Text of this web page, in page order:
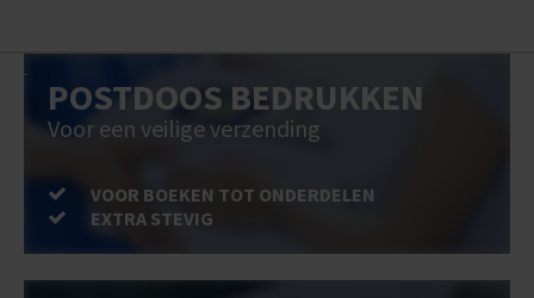
POSTDOOS BEDRUKKEN
Voor een veilige verzending
VOOR BOEKEN TOT ONDERDELEN
EXTRA STEVIG